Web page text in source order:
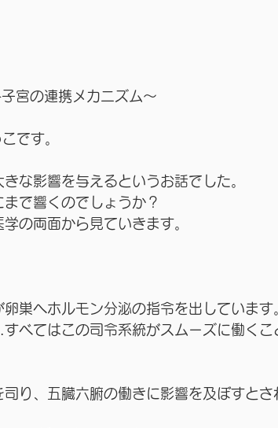
宮の連携メカニズム～
です。
な影響を与えるというお話でした。
で響くのでしょうか？
の両面から見ていきます。
巣へホルモン分泌の指令を出しています
べてはこの司令系統がスムーズに働くこ
り、五臓六腑の働きに影響を及ぼすとさ